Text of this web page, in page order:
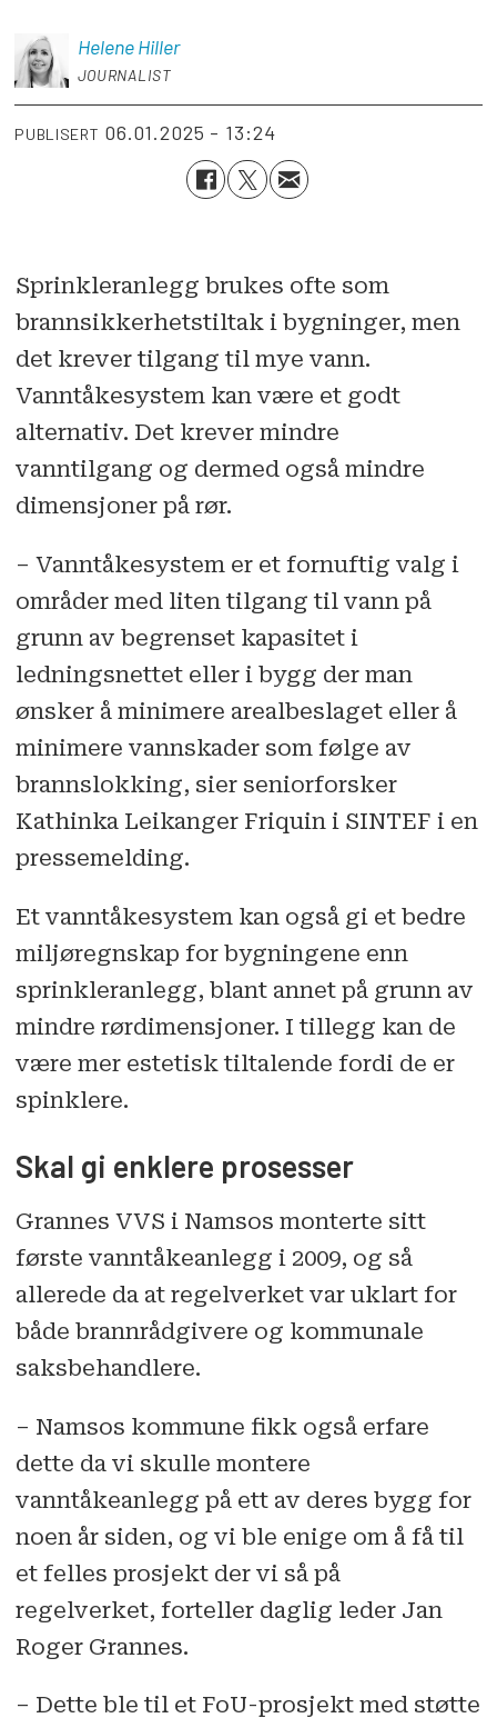
HeleneHiller
JOURNALIST
PUBLISERT 06.01.2025 - 13:24
Sprinkleranlegg brukes ofte som
brannsikkerhetstiltak i bygninger, men
det krever tilgang til mye vann.
Vanntåkesystem kan være et godt
alternativ. Det krever mindre
vanntilgang og dermed også mindre
dimensjoner på rør.
– Vanntåkesystem er et fornuftig valg i
områder med liten tilgang til vann på
grunn av begrenset kapasitet i
ledningsnettet eller i bygg der man
ønsker å minimere arealbeslaget eller å
minimere vannskader som følge av
brannslokking, sier seniorforsker
Kathinka Leikanger Friquin i SINTEF i en
pressemelding.
Et vanntåkesystem kan også gi et bedre
miljøregnskap for bygningene enn
sprinkleranlegg, blant annet på grunn av
mindre rørdimensjoner. I tillegg kan de
være mer estetisk tiltalende fordi de er
spinklere.
Skal gi enklere prosesser
Grannes VVS i Namsos monterte sitt
første vanntåkeanlegg i 2009, og så
allerede da at regelverket var uklart for
både brannrådgivere og kommunale
saksbehandlere.
– Namsos kommune fikk også erfare
dette da vi skulle montere
vanntåkeanlegg på ett av deres bygg for
noen år siden, og vi ble enige om å få til
et felles prosjekt der vi så på
regelverket, forteller daglig leder Jan
Roger Grannes.
– Dette ble til et FoU-prosjekt med støtte